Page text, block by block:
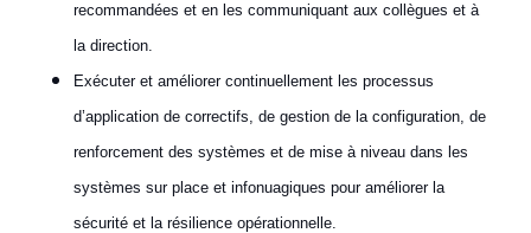
recommandées et en les communiquant aux collègues et à
la direction.
Exécuter et améliorer continuellement les processus
d’application de correctifs, de gestion de la configuration, de
renforcement des systèmes et de mise à niveau dans les
systèmes sur place et infonuagiques pour améliorer la
sécurité et la résilience opérationnelle.